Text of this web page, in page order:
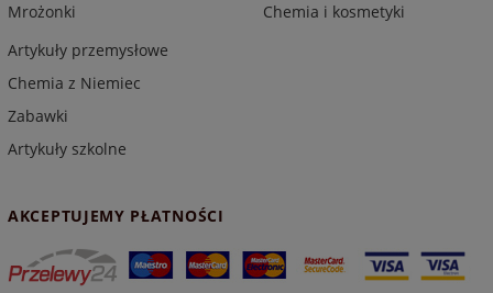
Mrożonki
Chemia i kosmetyki
Artykuły przemysłowe
Chemia z Niemiec
Zabawki
Artykuły szkolne
AKCEPTUJEMY PŁATNOŚCI